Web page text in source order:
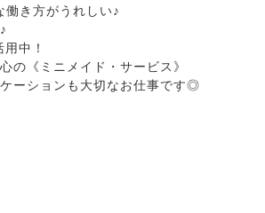
働き方がうれしい♪
中！
の《ミニメイド・サービス》
ーションも大切なお仕事です◎